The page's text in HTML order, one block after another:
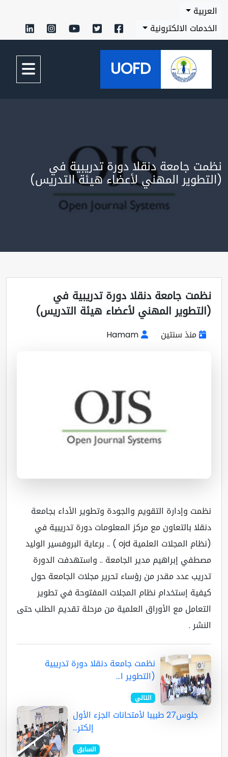
الالكترونية
UOFD
جامعة دنقلا دورة تدريبية في
المهني لأعضاء هيئة التدريس)
جامعة دنقلا دورة تدريبية في
المهني لأعضاء هيئة التدريس)
منذ سنتين Hamam
وإدارة التقويم والجودة وتطوير الأداء بجامعة
بالتعاون مع مركز المعلومات دورة تدريبية في
(نظام المجلات العلمية ojd ) .. برعاية البروفسير الوليد
إبراهيم مدير الجامعة .. واستهدفت الدورة
عدد مقدر من رؤساء تحرير مجلات الجامعة حول
إستخدام نظام المجلات المفتوحة في تطوير
مع الأوراق العلمية من مرحلة تقديم الطلب حتى
نظمت جامعة دنقلا دورة تدريبية
(التطوير ا...
التالي
جلوس27 طبيبا لأمتحانات الجزء الأول
السابق